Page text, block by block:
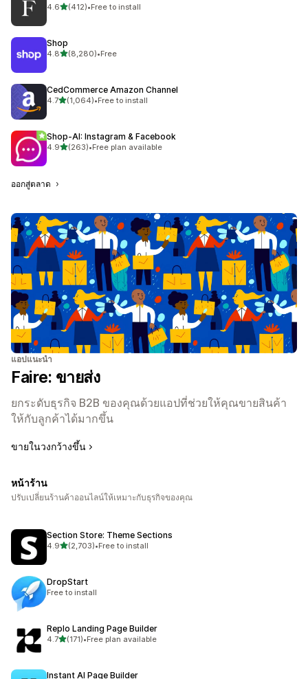
4.6เต็ม 5 ดาว
(412)
ทั้งหมด 412 รีวิว
•Free to install
Shop
4.8เต็ม 5 ดาว
(8,280)
ทั้งหมด 8280 รีวิว
•Free
CedCommerce Amazon Channel
4.7เต็ม 5 ดาว
(1,064)
ทั้งหมด 1064 รีวิว
•Free to install
Shop‑AI: Instagram & Facebook
4.9เต็ม 5 ดาว
(263)
ทั้งหมด 263 รีวิว
•Free plan available
ออกสู่ตลาด
แอปแนะนำ
Faire: ขายส่ง
ยกระดับธุรกิจ B2B ของคุณด้วยแอปที่ช่วยให้คุณขายสินค้า
ให้กับลูกค้าได้มากขึ้น
ขายในวงกว้างขึ้น
หน้าร้าน
ปรับเปลี่ยนร้านค้าออนไลน์ให้เหมาะกับธุรกิจของคุณ
Section Store: Theme Sections
4.9เต็ม 5 ดาว
(2,703)
ทั้งหมด 2703 รีวิว
•Free to install
DropStart
Free to install
Replo Landing Page Builder
4.7เต็ม 5 ดาว
(171)
ทั้งหมด 171 รีวิว
•Free plan available
Instant AI Page Builder